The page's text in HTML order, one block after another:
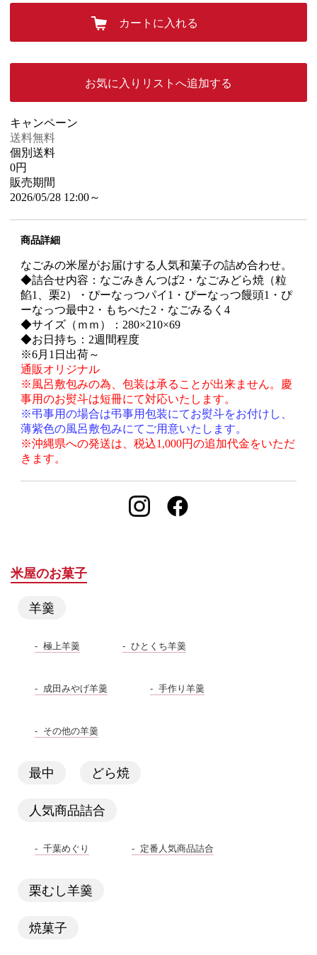
カートに入れる
お気に入りリストへ追加する
キャンペーン
送料無料
個別送料
0円
販売期間
2026/05/28 12:00～
商品詳細
なごみの米屋がお届けする人気和菓子の詰め合わせ。
◆詰合せ内容：なごみきんつば2・なごみどら焼（粒
餡1、栗2）・ぴーなっつパイ1・ぴーなっつ饅頭1・ぴ
ーなっつ最中2・もちぺた2・なごみるく4
◆サイズ（ｍｍ）：280×210×69
◆お日持ち：2週間程度
※6月1日出荷～
通販オリジナル
※風呂敷包みの為、包装は承ることが出来ません。慶
事用のお熨斗は短冊にて対応いたします。
※弔事用の場合は弔事用包装にてお熨斗をお付けし、
薄紫色の風呂敷包みにてご用意いたします。
※沖縄県への発送は、税込1,000円の追加代金をいただ
きます。
米屋のお菓子
羊羹
極上羊羹 ひとくち羊羹
成田みやげ羊羹 手作り羊羹
その他の羊羹
最中 どら焼
人気商品詰合
千葉めぐり 定番人気商品詰合
栗むし羊羹
焼菓子